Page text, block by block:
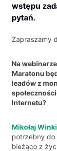
wstępu
pytań.
Zapraszamy
Na
Maratonu
leadów z
Internetu?
Mikołaj
potrzebny do
bieżąco z